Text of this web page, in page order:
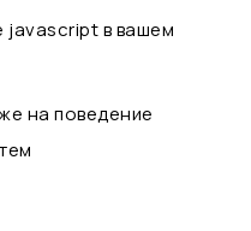
javascript в вашем
на поведение